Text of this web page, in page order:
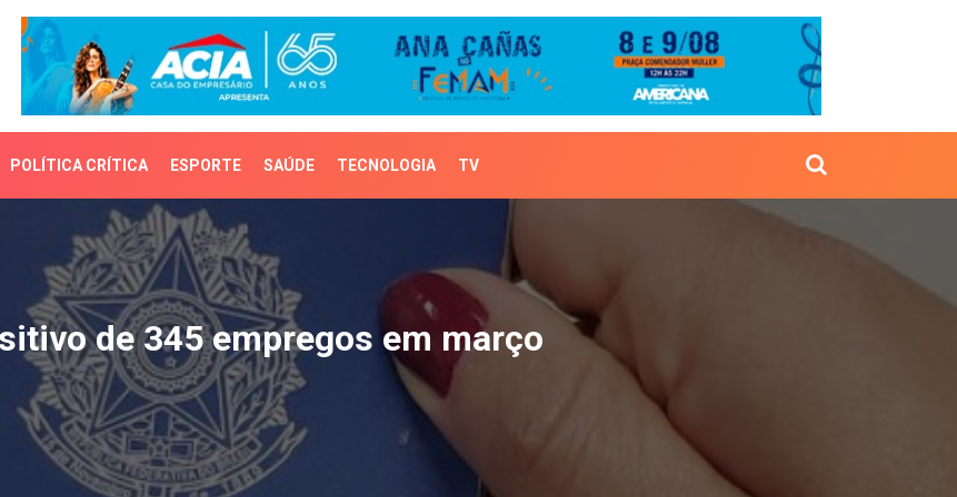
POLÍTICA CRÍTICA ESPORTE SAÚDE TECNOLOGIA TV
de 345 empregos em março
de 345 empregos em março